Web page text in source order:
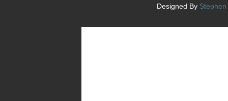
Designed By